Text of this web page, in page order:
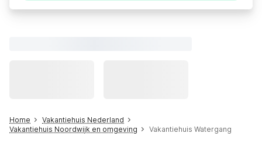
Home
Vakantiehuis Nederland
Vakantiehuis Noordwijk en omgeving
Vakantiehuis Watergang